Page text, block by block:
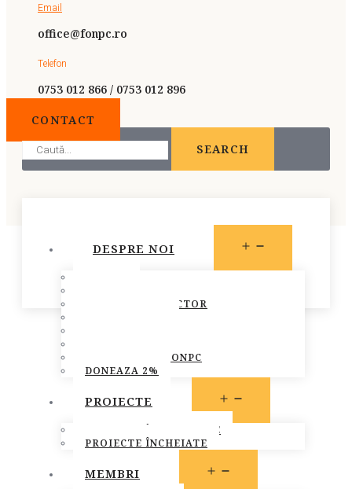
Email
office@fonpc.ro
Telefon
0753 012 866 / 0753 012 896
CONTACT
SEARCH
DESPRE NOI
CONSILIUL DIRECTOR
RAPOARTELE FONPC
DONEAZA 2%
PROIECTE
PROIECTE ÎN DERULARE
PROIECTE ÎNCHEIATE
MEMBRI